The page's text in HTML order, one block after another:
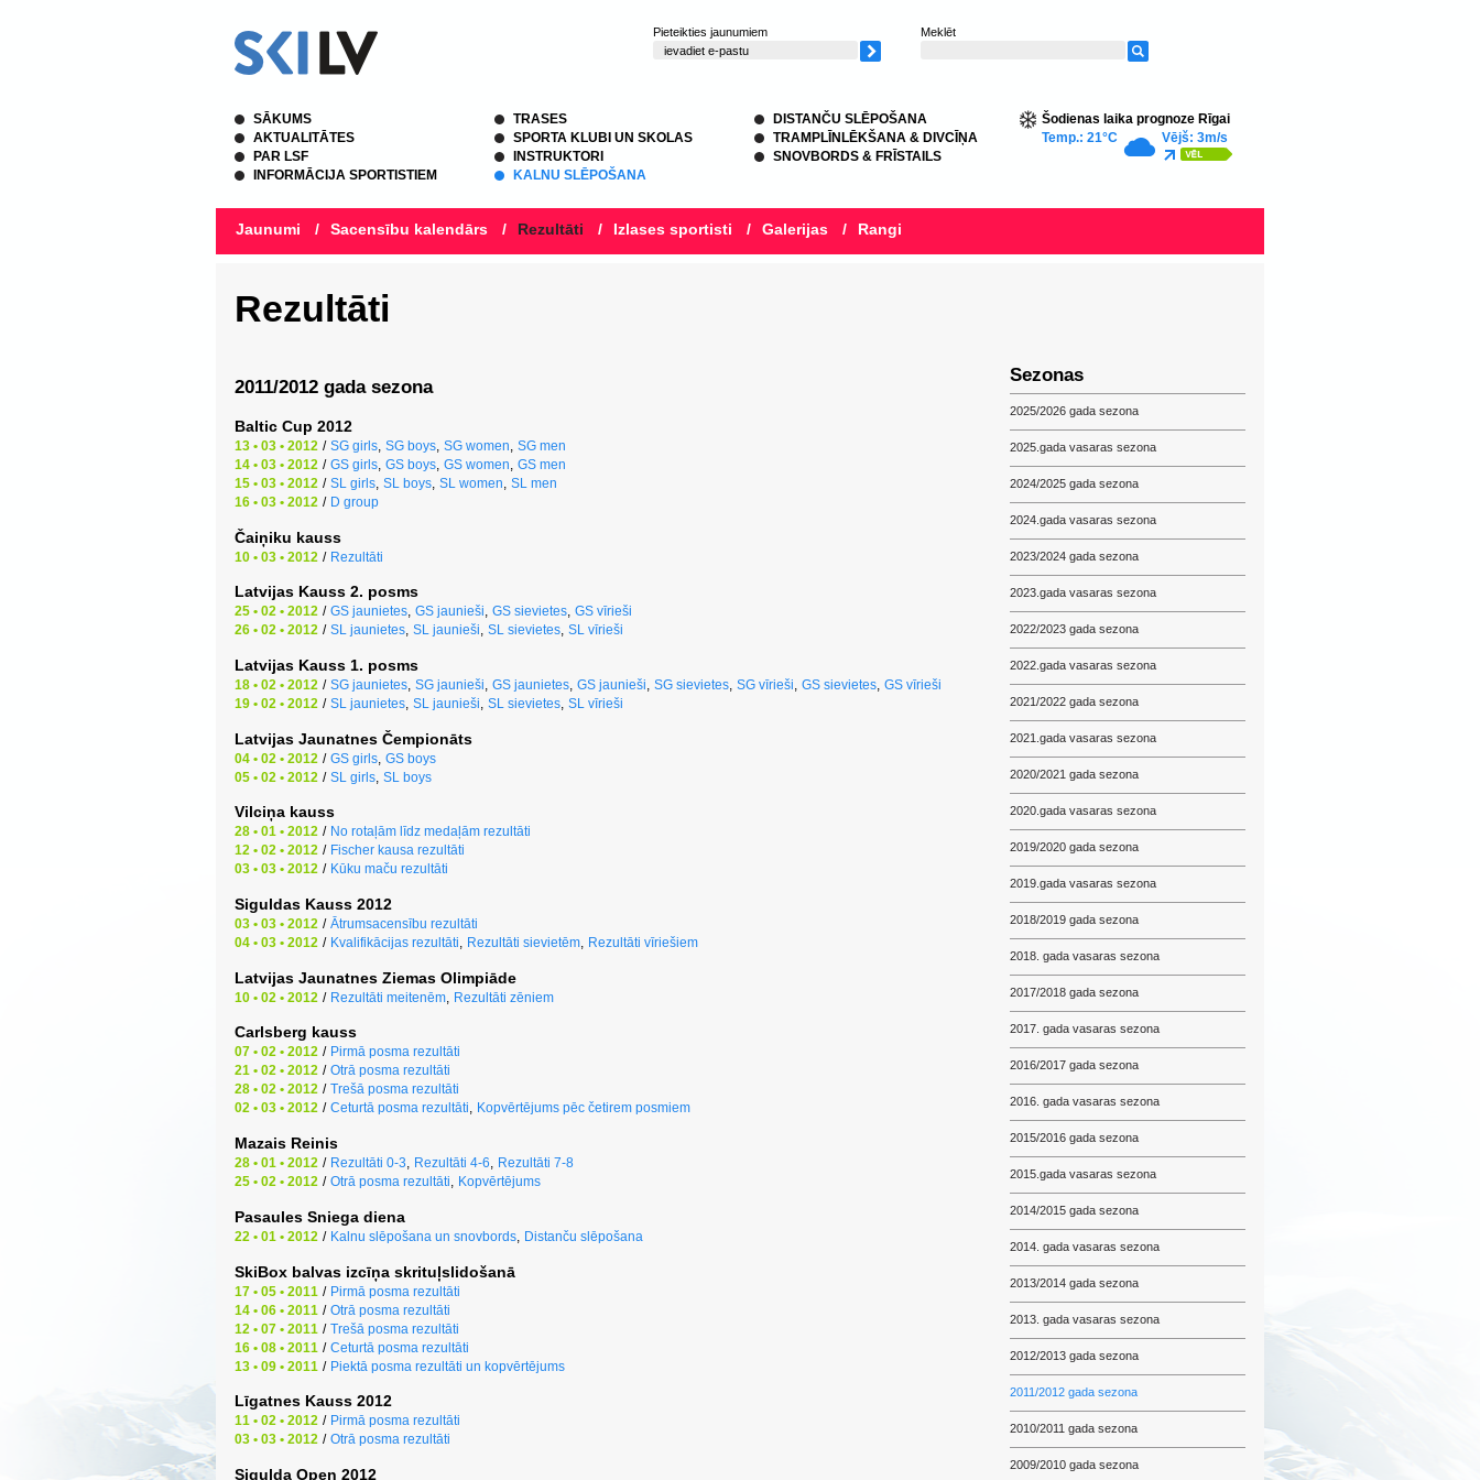
Pieteikties jaunumiem Meklēt
SĀKUMS
AKTUALITĀTES
PAR LSF
INFORMĀCIJA SPORTISTIEM
TRASES
SPORTA KLUBI UN SKOLAS
INSTRUKTORI
KALNU SLĒPOŠANA
DISTANČU SLĒPOŠANA
TRAMPLĪNLĒKŠANA & DIVCĪŅA
SNOVBORDS & FRĪSTAILS
Šodienas laika prognoze Rīgai
Temp.: 21°C
Vējš: 3m/s
Jaunumi / Sacensību kalendārs / Rezultāti / Izlases sportisti / Galerijas / Rangi
Rezultāti
2011/2012 gada sezona
Baltic Cup 2012
13 • 03 • 2012 / SG girls, SG boys, SG women, SG men
14 • 03 • 2012 / GS girls, GS boys, GS women, GS men
15 • 03 • 2012 / SL girls, SL boys, SL women, SL men
16 • 03 • 2012 / D group
Čaiņiku kauss
10 • 03 • 2012 / Rezultāti
Latvijas Kauss 2. posms
25 • 02 • 2012 / GS jaunietes, GS jaunieši, GS sievietes, GS vīrieši
26 • 02 • 2012 / SL jaunietes, SL jaunieši, SL sievietes, SL vīrieši
Latvijas Kauss 1. posms
18 • 02 • 2012 / SG jaunietes, SG jaunieši, GS jaunietes, GS jaunieši, SG sievietes, SG vīrieši, GS sievietes, GS vīrieši
19 • 02 • 2012 / SL jaunietes, SL jaunieši, SL sievietes, SL vīrieši
Latvijas Jaunatnes Čempionāts
04 • 02 • 2012 / GS girls GS boys
05 • 02 • 2012 / SL girls SL boys
Vilciņa kauss
28 • 01 • 2012 / No rotaļām līdz medaļām rezultāti
12 • 02 • 2012 / Fischer kausa rezultāti
03 • 03 • 2012 / Kūku maču rezultāti
Siguldas Kauss 2012
03 • 03 • 2012 / Ātrumsacensību rezultāti
04 • 03 • 2012 / Kvalifikācijas rezultāti, Rezultāti sievietēm, Rezultāti vīriešiem
Latvijas Jaunatnes Ziemas Olimpiāde
10 • 02 • 2012 / Rezultāti meitenēm Rezultāti zēniem
Carlsberg kauss
07 • 02 • 2012 / Pirmā posma rezultāti
21 • 02 • 2012 / Otrā posma rezultāti
28 • 02 • 2012 / Trešā posma rezultāti
02 • 03 • 2012 / Ceturtā posma rezultāti, Kopvērtējums pēc četirem posmiem
Mazais Reinis
28 • 01 • 2012 / Rezultāti 0-3, Rezultāti 4-6, Rezultāti 7-8
25 • 02 • 2012 / Otrā posma rezultāti, Kopvērtējums
Pasaules Sniega diena
22 • 01 • 2012 / Kalnu slēpošana un snovbords, Distanču slēpošana
SkiBox balvas izcīņa skrituļslidošanā
17 • 05 • 2011 / Pirmā posma rezultāti
14 • 06 • 2011 / Otrā posma rezultāti
12 • 07 • 2011 / Trešā posma rezultāti
16 • 08 • 2011 / Ceturtā posma rezultāti
13 • 09 • 2011 / Piektā posma rezultāti un kopvērtējums
Līgatnes Kauss 2012
11 • 02 • 2012 / Pirmā posma rezultāti
03 • 03 • 2012 / Otrā posma rezultāti
Sigulda Open 2012
Sezonas
2025/2026 gada sezona
2025.gada vasaras sezona
2024/2025 gada sezona
2024.gada vasaras sezona
2023/2024 gada sezona
2023.gada vasaras sezona
2022/2023 gada sezona
2022.gada vasaras sezona
2021/2022 gada sezona
2021.gada vasaras sezona
2020/2021 gada sezona
2020.gada vasaras sezona
2019/2020 gada sezona
2019.gada vasaras sezona
2018/2019 gada sezona
2018. gada vasaras sezona
2017/2018 gada sezona
2017. gada vasaras sezona
2016/2017 gada sezona
2016. gada vasaras sezona
2015/2016 gada sezona
2015.gada vasaras sezona
2014/2015 gada sezona
2014. gada vasaras sezona
2013/2014 gada sezona
2013. gada vasaras sezona
2012/2013 gada sezona
2011/2012 gada sezona
2010/2011 gada sezona
2009/2010 gada sezona